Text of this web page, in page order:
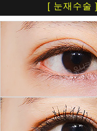
[ 눈재수술 ]